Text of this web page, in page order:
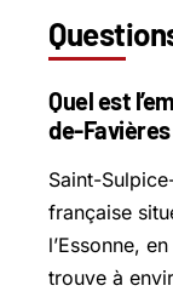
Quel est
de-Favières
Saint-
française
l’Essonne,
trouve à